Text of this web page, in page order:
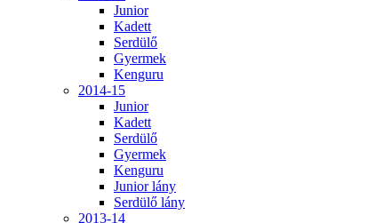
Junior
Kadett
Serdülő
Gyermek
Kenguru
2014-15
Junior
Kadett
Serdülő
Gyermek
Kenguru
Junior lány
Serdülő lány
2013-14